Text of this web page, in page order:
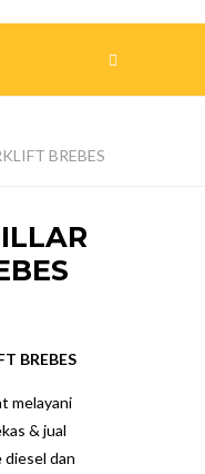
BREBES
BREBES
melayani
& jual
dan